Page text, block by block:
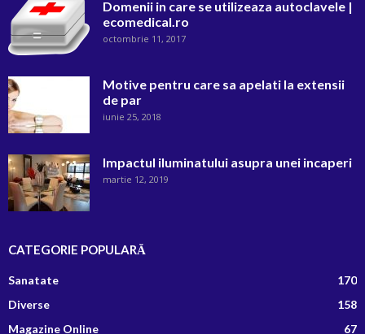
Domenii in care se utilizeaza autoclavele |
ecomedical.ro
octombrie 11, 2017
Motive pentru care sa apelati la extensii
de par
iunie 25, 2018
Impactul iluminatului asupra unei incaperi
martie 12, 2019
CATEGORIE POPULARĂ
Sanatate
170
Diverse
158
Magazine Online
67